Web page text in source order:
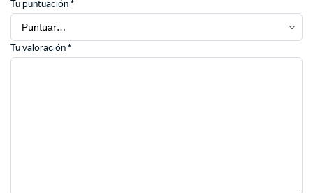
Tu puntuación *
Tu valoración *